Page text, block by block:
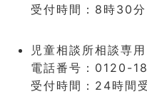
受付時間：8時30分
児童相談所相談専
電話番号：0120-
受付時間：24時間